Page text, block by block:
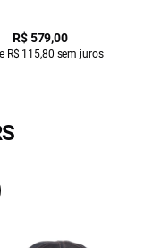
R$ 579,00
R$ 115,80 sem juros